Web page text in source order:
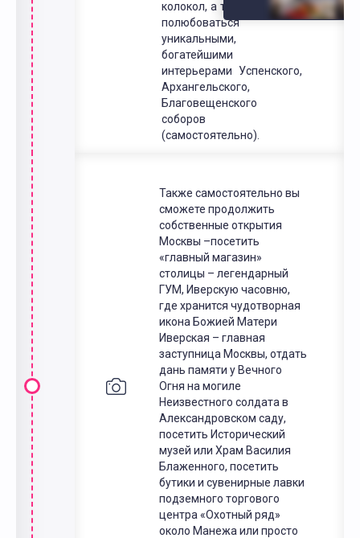
колокол, а также сможете
полюбоваться
уникальными,
богатейшими
интерьерами Успенского,
Архангельского,
Благовещенского
соборов
(самостоятельно).
Также самостоятельно вы
сможете продолжить
собственные открытия
Москвы –посетить
«главный магазин»
столицы – легендарный
ГУМ, Иверскую часовню,
где хранится чудотворная
икона Божией Матери
Иверская – главная
заступница Москвы, отдать
дань памяти у Вечного
Огня на могиле
Неизвестного солдата в
Александровском саду,
посетить Исторический
музей или Храм Василия
Блаженного, посетить
бутики и сувенирные лавки
подземного торгового
центра «Охотный ряд»
около Манежа или просто